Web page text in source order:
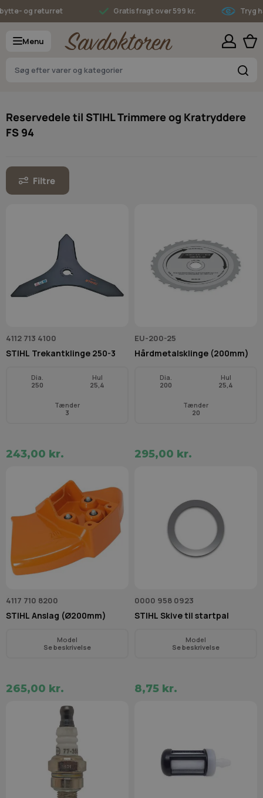
Skip to Content
og returret Gratis fragt over 599 kr. Tryg
Menu
Reservedele til STIHL Trimmere og Kratryddere
FS 94
Filtre
4112 713 4100
STIHL Trekantklinge 250-3
Dia.
250
Hul
25,4
Tænder
3
243,00 kr.
EU-200-25
Hårdmetalsklinge (200mm)
Dia.
200
Hul
25,4
Tænder
20
295,00 kr.
4117 710 8200
STIHL Anslag (Ø200mm)
Model
Se beskrivelse
265,00 kr.
0000 958 0923
STIHL Skive til startpal
Model
Se beskrivelse
8,75 kr.